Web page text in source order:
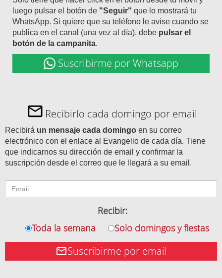
luego pulsar el botón de "Seguir" que lo mostrará tu
WhatsApp. Si quiere que su teléfono le avise cuando se
publica en el canal (una vez al día), debe pulsar el
botón de la campanita.
Suscribirme por Whatsapp
Recibirlo cada domingo por email
Recibirá un mensaje cada domingo en su correo
electrónico con el enlace al Evangelio de cada día. Tiene
que indicarnos su dirección de email y confirmar la
suscripción desde el correo que le llegará a su email.
Recibir:
Toda la semana
Solo domingos y fiestas
Suscribirme por email